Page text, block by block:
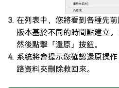
在列表中，您將看到各種先
版本基於不同的時間點建立。
然後點擊「還原」按鈕。
系統將會提示您確認還原操
路資料夾刪除救回來。